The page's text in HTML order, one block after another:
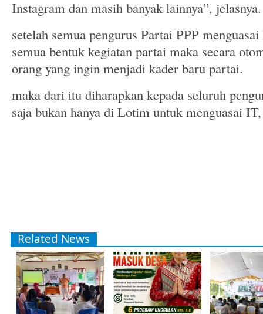
Instagram dan masih banyak lainnya”, jelasnya.
setelah semua pengurus Partai PPP
semua bentuk kegiatan partai maka secara
orang yang ingin menjadi kader baru partai.
maka dari itu diharapkan kepada seluruh
saja bukan hanya di Lotim untuk menguasai
Related News